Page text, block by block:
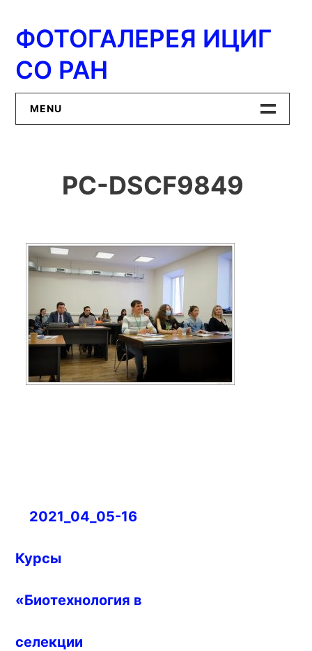
содержимому
ФОТОГАЛЕРЕЯ ИЦИГ
СО РАН
MENU
ИЦиГ СО РАН
PC-DSCF9849
Навигация
записям
2021_04_05-16
Курсы
«Биотехнология в
селекции